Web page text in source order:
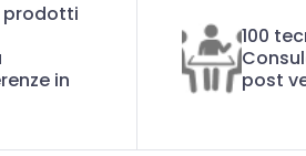
prodotti
in
100
post